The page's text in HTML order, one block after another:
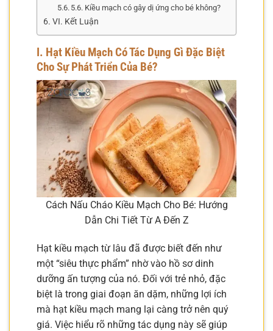
5.6. Kiều mạch có gây dị ứng cho bé không?
VI. Kết Luận
I. Hạt Kiều Mạch Có Tác Dụng Gì Đặc Biệt
Cho Sự Phát Triển Của Bé?
Cách Nấu Cháo Kiều Mạch Cho Bé: Hướng
Dẫn Chi Tiết Từ A Đến Z
Hạt kiều mạch từ lâu đã được biết đến như
một “siêu thực phẩm” nhờ vào hồ sơ dinh
dưỡng ấn tượng của nó. Đối với trẻ nhỏ, đặc
biệt là trong giai đoạn ăn dặm, những lợi ích
mà hạt kiều mạch mang lại càng trở nên quý
giá. Việc hiểu rõ những tác dụng này sẽ giúp